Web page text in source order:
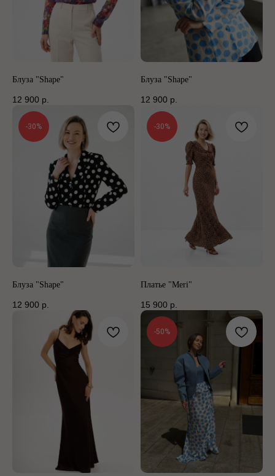
Блуза "Shape"
12 900 р.
Блуза "Shape"
12 900 р.
-30%
Блуза "Shape"
12 900 р.
-30%
Платье "Meri"
15 900 р.
-50%